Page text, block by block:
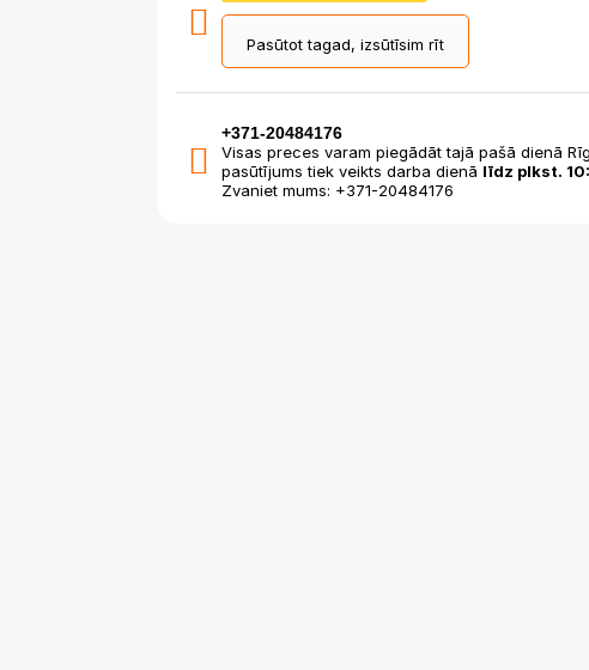
Pasūtot tagad, izsūtīsim rīt
+371-20484176
Visas preces varam piegādāt tajā pašā dienā
pasūtījums tiek veikts darba dienā līdz plkst.
Zvaniet mums: +371-20484176